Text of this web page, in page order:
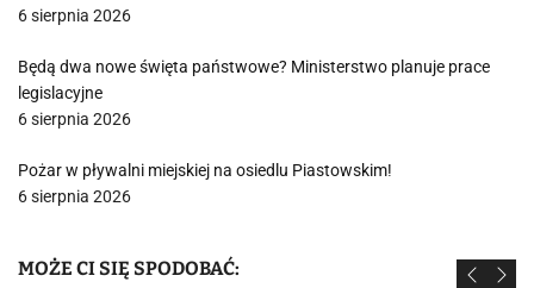
6 sierpnia 2026
Będą dwa nowe święta państwowe? Ministerstwo planuje prace
legislacyjne
6 sierpnia 2026
Pożar w pływalni miejskiej na osiedlu Piastowskim!
6 sierpnia 2026
MOŻE CI SIĘ SPODOBAĆ: